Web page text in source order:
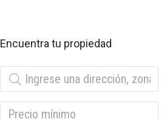
Encuentra tu propiedad